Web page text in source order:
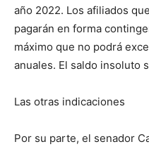
año 2022. Los afiliados
pagarán en forma
máximo que no podrá
anuales. El saldo insoluto
Las otras indicaciones
Por su parte, el senador